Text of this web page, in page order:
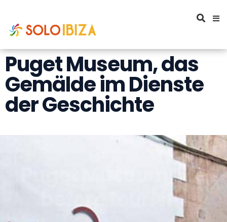
Puget Museum, das
Gemälde im Dienste
der Geschichte
Puget Museum, life
before tourism